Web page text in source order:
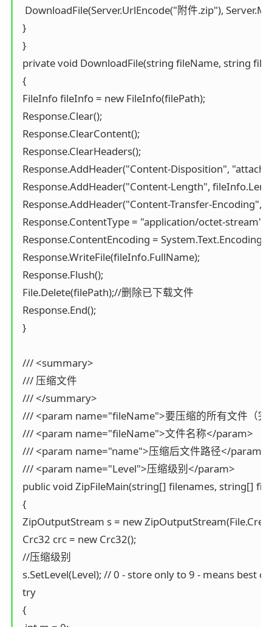
DownloadFile(Server.UrlEncode("附件.zip"),
}
}
private void DownloadFile(string fileName, string
{
FileInfo fileInfo = new FileInfo(filePath);
Response.Clear();
Response.ClearContent();
Response.ClearHeaders();
Response.AddHeader("Content-Disposition",
Response.AddHeader("Content-Length",
Response.AddHeader("Content-Transfer-Encoding",
Response.ContentType = "application/octet-stream";
Response.ContentEncoding =
Response.WriteFile(fileInfo.FullName);
Response.Flush();
File.Delete(filePath);//删除已下载文件
Response.End();
}
/// <summary>
/// 压缩文件
/// </summary>
/// <param name="fileName">要压缩的所有文件（
/// <param name="fileName">文件名称</param>
/// <param name="name">压缩后文件路径</param>
/// <param name="Level">压缩级别</param>
public void ZipFileMain(string[] filenames, string[]
{
ZipOutputStream s = new
Crc32 crc = new Crc32();
//压缩级别
s.SetLevel(Level); // 0 - store only to 9 - means best
try
{